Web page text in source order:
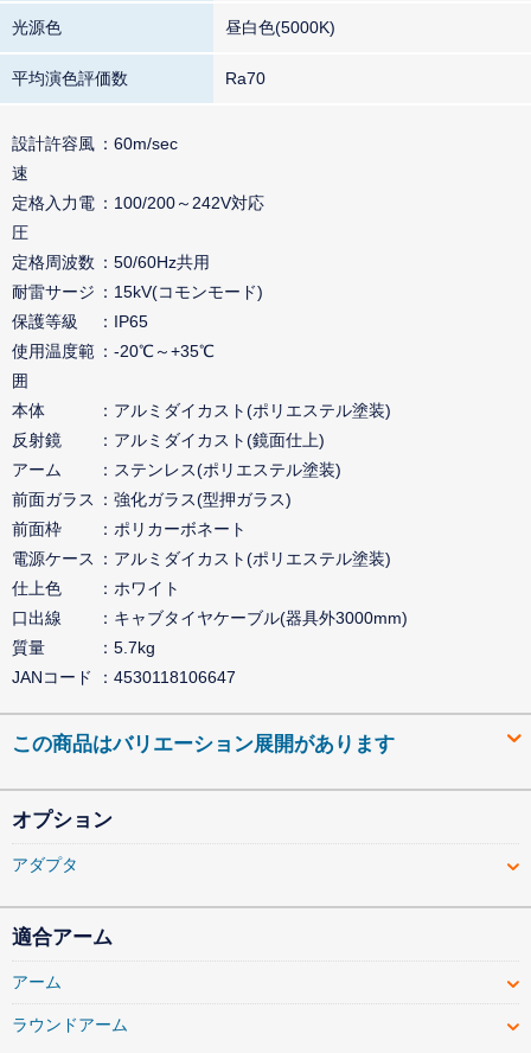
光源色 昼白色(5000K)
平均演色評価数 Ra70
設計許容風
速
60m/sec
定格入力電
圧
100/200～242V対応
定格周波数
50/60Hz共用
耐雷サージ
15kV(コモンモード)
保護等級
IP65
使用温度範
囲
-20℃～+35℃
本体
アルミダイカスト(ポリエステル塗装)
反射鏡
アルミダイカスト(鏡面仕上)
アーム
ステンレス(ポリエステル塗装)
前面ガラス
強化ガラス(型押ガラス)
前面枠
ポリカーボネート
電源ケース
アルミダイカスト(ポリエステル塗装)
仕上色
ホワイト
口出線
キャブタイヤケーブル(器具外3000mm)
質量
5.7kg
JANコード
4530118106647
この商品はバリエーション展開があります
オプション
アダプタ
適合アーム
アーム
ラウンドアーム